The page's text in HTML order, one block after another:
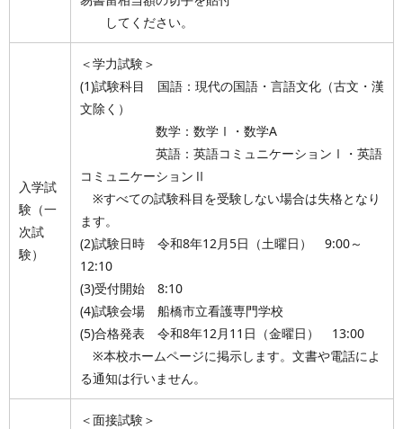
してください。
入学試
験（一
次試
験）
＜学力試験＞
(1)試験科目 国語：現代の国語・言語文化（古文・漢
文除く）
数学：数学Ⅰ・数学A
英語：英語コミュニケーションⅠ・英語
コミュニケーションⅡ
※すべての試験科目を受験しない場合は失格となり
ます。
(2)試験日時 令和8年12月5日（土曜日） 9:00～
12:10
(3)受付開始 8:10
(4)試験会場 船橋市立看護専門学校
(5)合格発表 令和8年12月11日（金曜日） 13:00
※本校ホームページに掲示します。文書や電話によ
る通知は行いません。
＜面接試験＞